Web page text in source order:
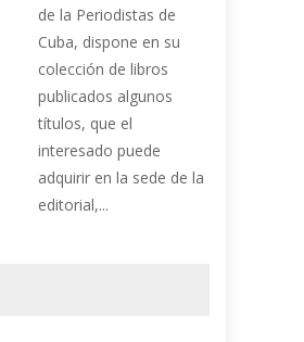
de la Periodistas de
Cuba, dispone en su
colección de libros
publicados algunos
títulos, que el
interesado puede
adquirir en la sede de la
editorial,...